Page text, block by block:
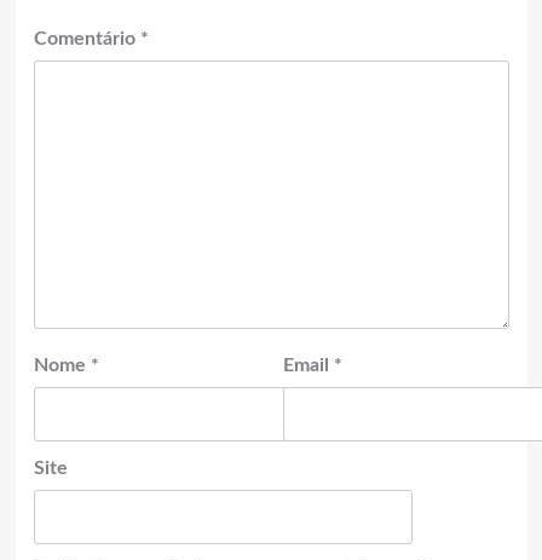
Comentário *
Nome * Email *
Site